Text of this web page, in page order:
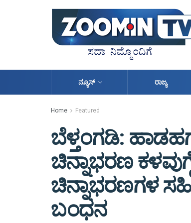
ನ್ಯೂಸ್ ರಾಜ್ಯ
Home Featured
ಬೆಳ್ತಂಗಡಿ:
ಚಿನ್ನಾಭರಣ
ಚಿನ್ನಾಭರಣಗಳ
ಬಂಧನ